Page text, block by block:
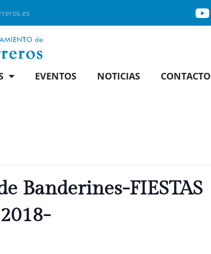
EVENTOS NOTICIAS CONTACTO
Banderines-FIESTAS